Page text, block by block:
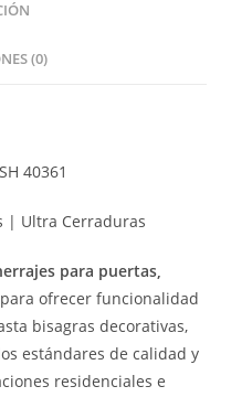
(0)
40361
| Ultra Cerraduras
para puertas,
ofrecer funcionalidad
bisagras decorativas,
estándares de calidad y
residenciales e